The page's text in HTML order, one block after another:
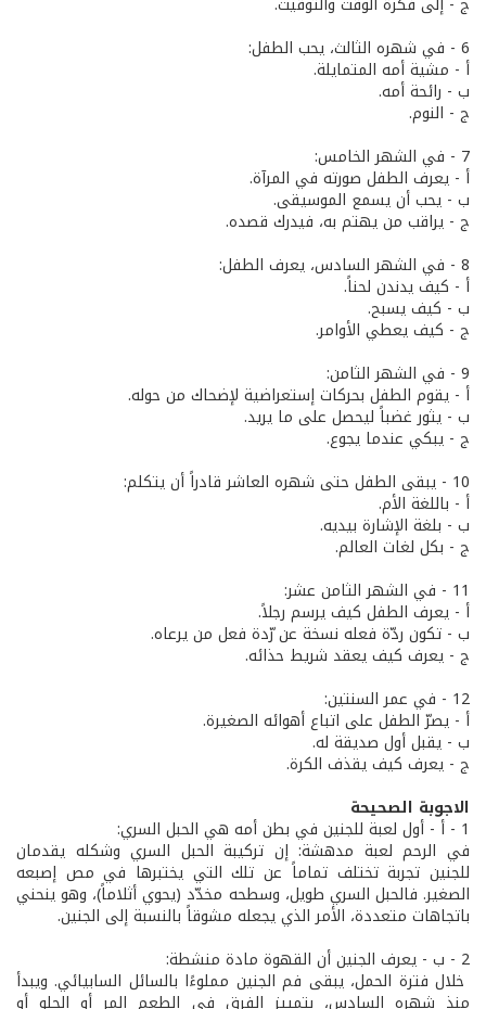
6 - في شهره الثالث، يحب الطفل:
أ - مشية أمه المتمايلة.
ب - رائحة أمه.
ج - النوم.
7 - في الشهر الخامس:
أ - يعرف الطفل صورته في المرآة.
ب - يحب أن يسمع الموسيقى.
ج - يراقب من يهتم به، فيدرك قصده.
8 - في الشهر السادس، يعرف الطفل:
أ - كيف يدندن لحناً.
ب - كيف يسبح.
ج - كيف يعطي الأوامر.
9 - في الشهر الثامن:
أ - يقوم الطفل بحركات إستعراضية لإضحاك من حوله.
ب - يثور غضباً ليحصل على ما يريد.
ج - يبكي عندما يجوع.
10 - يبقى الطفل حتى شهره العاشر قادراً أن يتكلم:
أ - باللغة الأم.
ب - بلغة الإشارة بيديه.
ج - بكل لغات العالم.
11 - في الشهر الثامن عشر:
أ - يعرف الطفل كيف يرسم رجلاً.
ب - تكون ردّة فعله نسخة عن رّدة فعل من يرعاه.
ج - يعرف كيف يعقد شريط حذائه.
12 - في عمر السنتين:
أ - يصرّ الطفل على اتباع أهوائه الصغيرة.
ب - يقبل أول صديقة له.
ج - يعرف كيف يقذف الكرة.
الاجوبة الصحيحة
1 - أ - أول لعبة للجنين في بطن أمه هي الحبل السري:
في الرحم لعبة مدهشة: إن تركيبة الحبل السري وشكله يقدمان
للجنين تجربة تختلف تماماً عن تلك التي يختبرها في مص إصبعه
الصغير. فالحبل السري طويل، وسطحه مخدّد (يحوي أثلاماً)، وهو ينحني
باتجاهات متعددة، الأمر الذي يجعله مشوقاً بالنسبة إلى الجنين.
2 - ب - يعرف الجنين أن القهوة مادة منشطة:
خلال فترة الحمل، يبقى فم الجنين مملوءًا بالسائل السابيائي. ويبدأ
منذ شهره السادس، بتمييز الفرق في الطعم المر أو الحلو أو